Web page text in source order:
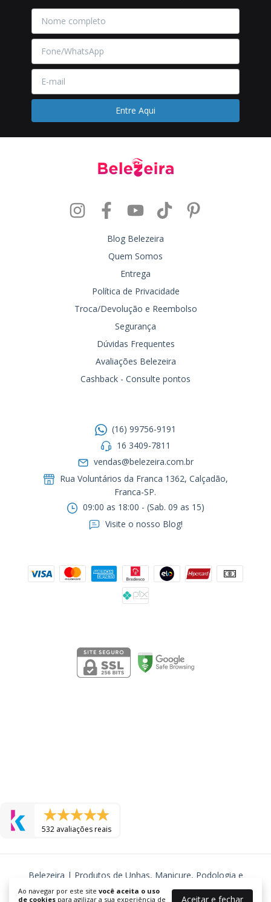
Ao navegar por este site você aceita o uso
de cookies para agilizar a sua experiência de Aceitar e fechar
Blog Belezeira
Quem Somos
Entrega
Política de Privacidade
Troca/Devolução e Reembolso
Segurança
Dúvidas Frequentes
Avaliações Belezeira
Cashback - Consulte pontos
(16) 99756-9191
16 3409-7811
vendas@belezeira.com.br
Rua Voluntários da Franca 1362, Calçadão,
Franca-SP.ㅤㅤㅤㅤㅤㅤㅤㅤㅤㅤㅤ
09:00 as 18:00 - (Sab. 09 as 15)
Visite o nosso Blog!
532 avaliações reais
Belezeira | Produtos de Unhas, Manicure, Podologia e
Cosmeticos
©2026. BELEZEIRA - J R TORRES COSMETICOS LTDA - 24577725000105.